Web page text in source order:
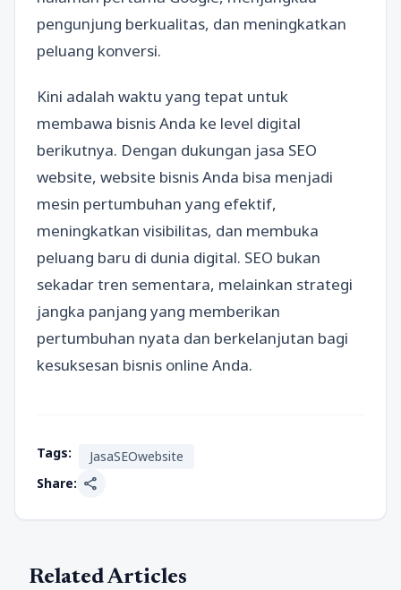
pengunjung berkualitas, dan meningkatkan
peluang konversi.
Kini adalah waktu yang tepat untuk
membawa bisnis Anda ke level digital
berikutnya. Dengan dukungan jasa SEO
website, website bisnis Anda bisa menjadi
mesin pertumbuhan yang efektif,
meningkatkan visibilitas, dan membuka
peluang baru di dunia digital. SEO bukan
sekadar tren sementara, melainkan strategi
jangka panjang yang memberikan
pertumbuhan nyata dan berkelanjutan bagi
kesuksesan bisnis online Anda.
Tags:
JasaSEOwebsite
Share: share
Related Articles